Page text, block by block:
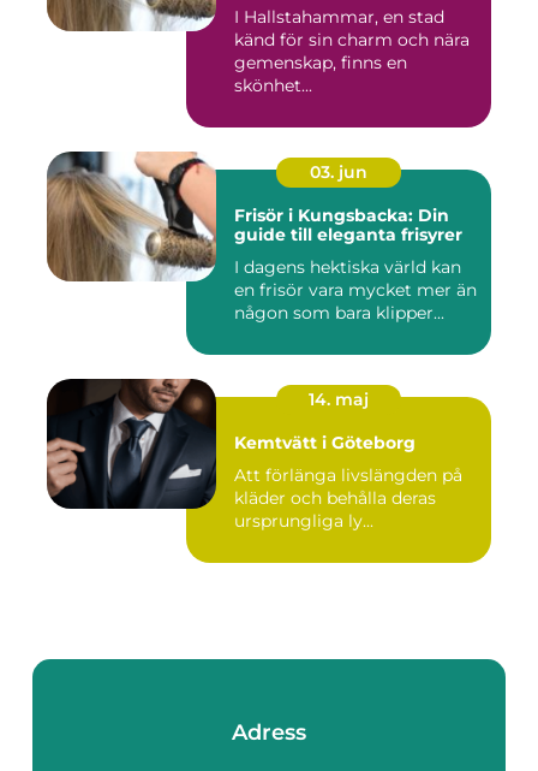
I Hallstahammar, en stad
känd för sin charm och nära
gemenskap, finns en
skönhet...
03. jun
Frisör i Kungsbacka: Din
guide till eleganta frisyrer
I dagens hektiska värld kan
en frisör vara mycket mer än
någon som bara klipper...
14. maj
Kemtvätt i Göteborg
Att förlänga livslängden på
kläder och behålla deras
ursprungliga ly...
Adress